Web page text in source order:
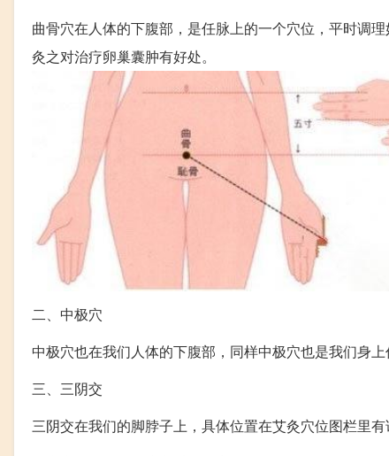
曲骨穴在人体的下腹部，是任脉上的一个穴位，平时调
灸之对治疗卵巢囊肿有好处。
二、中极穴
中极穴也在我们人体的下腹部，同样中极穴也是我们身
三、三阴交
三阴交在我们的脚脖子上，具体位置在艾灸穴位图栏里